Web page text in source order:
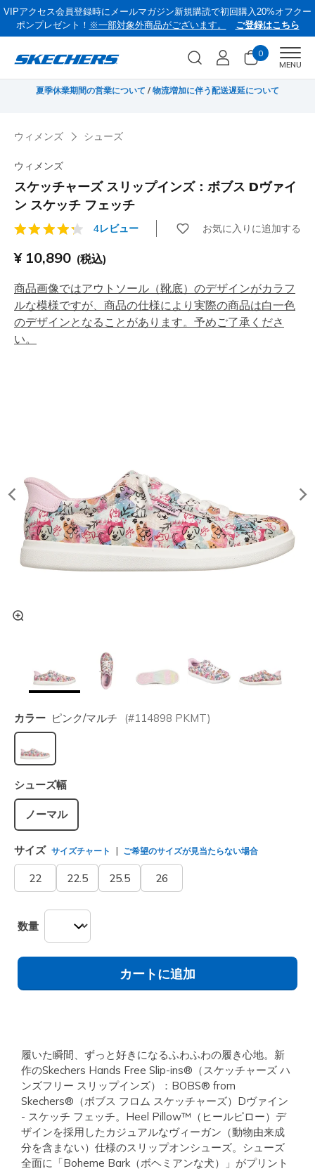
VIPアクセス会員登録時にメールマガジン新規購読で初回購入20%オフクー
ポンプレゼント！ ※一部対象外商品がございます。 ご登録はこちら
0
MENU
《お盆セール》 対象セール商品が15-20％OFFに。8/16(日)まで VIP会員限
ウィメンズ シューズ
ウィメンズ
スケッチャーズ スリップインズ：ボブス Dヴァイ
ン スケッチ フェッチ
顧客評価4.1/5件4レビュー お気に入りに追加する
¥ 10,890 (税込)
商品画像ではアウトソール（靴底）のデザインがカラフ
ルな模様ですが、商品の仕様により実際の商品は白一色
のデザインとなることがあります。予めご了承くださ
い。
カラー ピンク/マルチ (#114898 PKMT)
選択されました
シューズ幅
ノーマル
サイズ サイズチャート ご希望のサイズが見当たらない場合
22 22.5 25.5 26
数量
カートに追加
履いた瞬間、ずっと好きになるふわふわの履き心地。新
作のSkechers Hands Free Slip-ins®（スケッチャーズ ハ
ンズフリー スリップインズ）：BOBS® from
Skechers®（ボブス フロム スケッチャーズ）Dヴァイン
- スケッチ フェッチ。Heel Pillow™（ヒールピロー）デ
ザインを採用したカジュアルなヴィーガン（動物由来成
分を含まない）仕様のスリップオンシューズ。シューズ
全面に「Boheme Bark（ボヘミアンな犬）」がプリント